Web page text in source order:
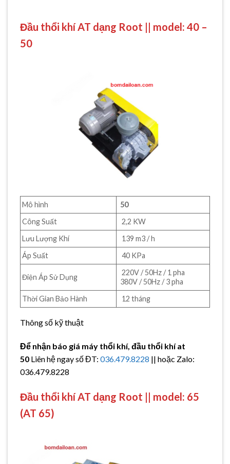
Đầu thổi khí AT dạng Root || model: 40 –
50
Mô hình
50
Công Suất
2,2 KW
Lưu Lượng Khí
139 m3 / h
Áp Suất
40 KPa
Điện Áp Sử Dụng
220V / 50Hz / 1 pha
380V / 50Hz / 3 pha
Thời Gian Bảo Hành
12 tháng
Thông số kỹ thuật
Để nhận báo giá máy thổi khí, đầu thổi khí at
50 Liên hệ ngay số ĐT: 036.479.8228 || hoặc Zalo:
036.479.8228
Đầu thổi khí AT dạng Root || model: 65
(AT 65)